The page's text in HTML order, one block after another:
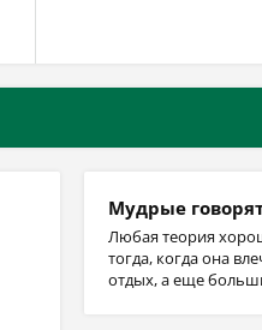
Мудрые
Любая теория
тогда, когда она
отдых, а еще